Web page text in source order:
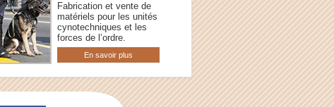
Fabrication et vente de
matériels pour les unités
cynotechniques et les
forces de l’ordre.
En savoir plus